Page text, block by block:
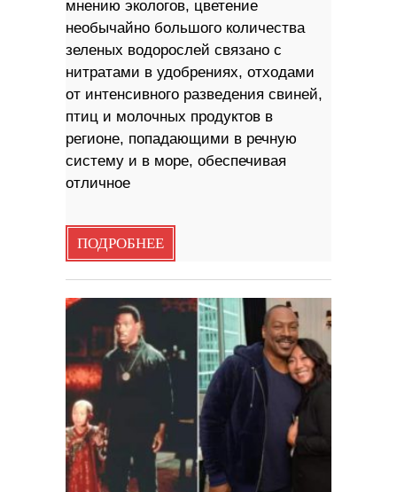
мнению экологов, цветение
необычайно большого количества
зеленых водорослей связано с
нитратами в удобрениях, отходами
от интенсивного разведения свиней,
птиц и молочных продуктов в
регионе, попадающими в речную
систему и в море, обеспечивая
отличное
ПОДРОБНЕЕ